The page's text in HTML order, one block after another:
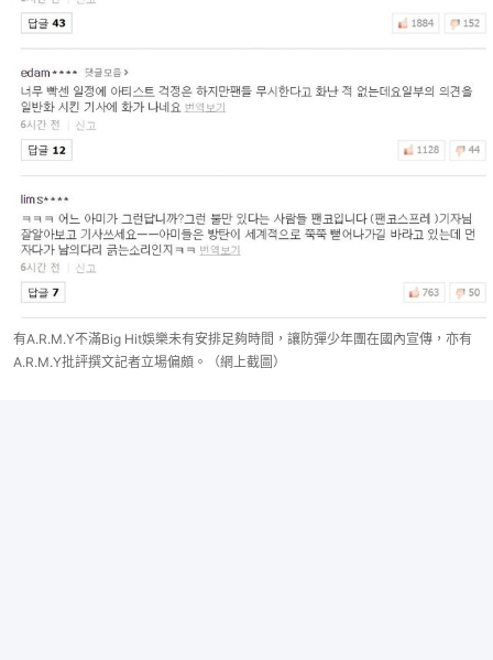
有A.R.M.Y不滿Big Hit娛樂未有安排足夠時間，讓防彈少年團在國內宣傳，亦有
A.R.M.Y批評撰文記者立場偏頗。（網上截圖）